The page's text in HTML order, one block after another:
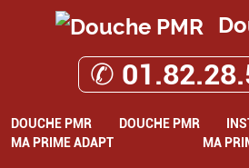
✆
DOUCHE PMR DOUCHE PMR
MA PRIME ADAPT
MA